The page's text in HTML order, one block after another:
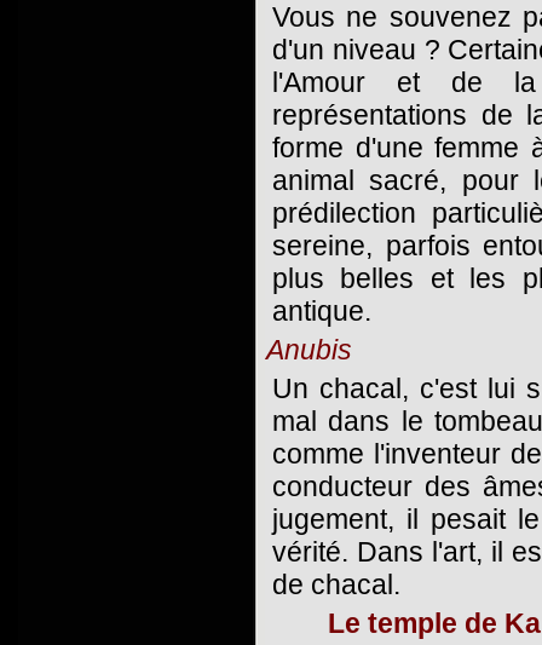
Vous ne souvenez
d'un niveau ?
l'Amour et de la
représentations de
forme d'une femme
animal sacré, pour
prédilection
sereine, parfois
plus belles et les
antique.
Anubis
Un chacal, c'est lui
mal dans le
comme l'inventeur
conducteur des
jugement, il pesait
vérité. Dans l'art, il
de chacal.
Le temple de